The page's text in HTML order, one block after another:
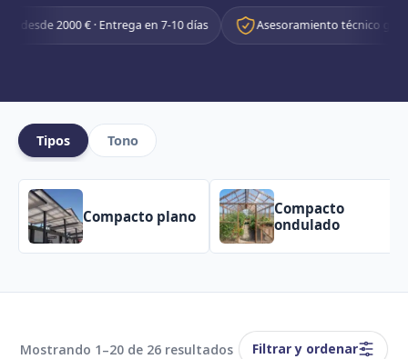
€ · Entrega en 7-10 días Asesoramiento técnico gratuito
Tipos Tono
Compacto plano
Compacto
ondulado
Mostrando 1–20 de 26 resultados Filtrar y ordenar